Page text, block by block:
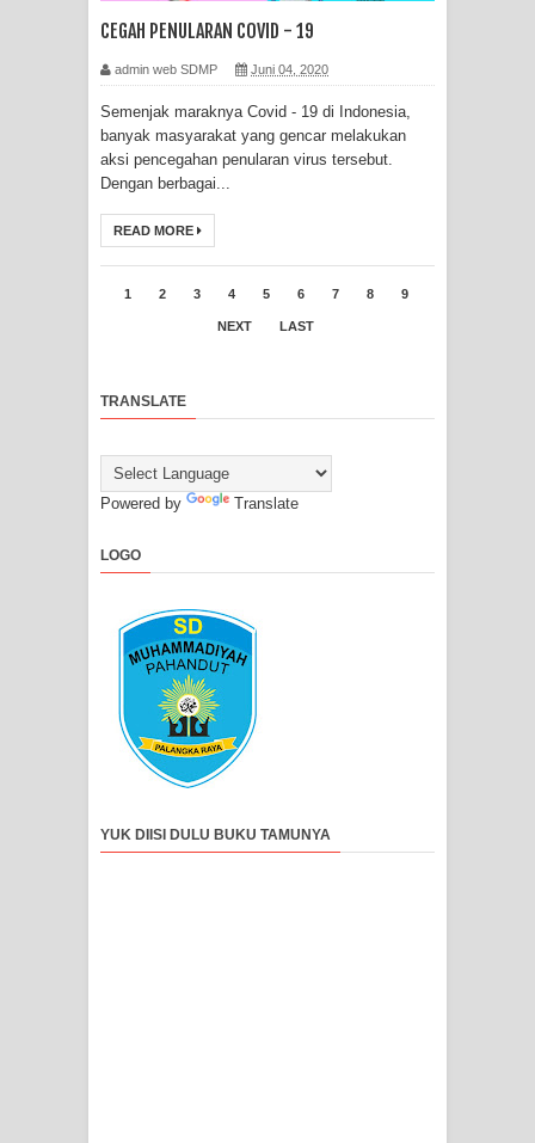
CEGAH PENULARAN COVID - 19
admin web SDMP Juni 04, 2020
Semenjak maraknya Covid - 19 di Indonesia,
banyak masyarakat yang gencar melakukan
aksi pencegahan penularan virus tersebut.
Dengan berbagai...
READ MORE
1 2 3 4 5 6 7 8 9
NEXT LAST
TRANSLATE
Powered by Translate
LOGO
YUK DIISI DULU BUKU TAMUNYA